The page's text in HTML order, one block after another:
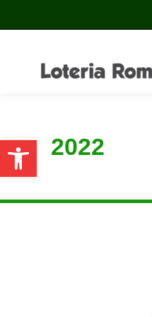
Open toolbar2022